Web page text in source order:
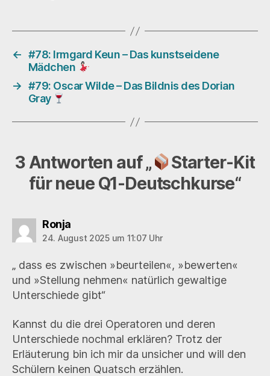
← #78: Irmgard Keun – Das kunstseidene
Mädchen
→ #79: Oscar Wilde – Das Bildnis des Dorian
Gray
3 Antworten auf „
Starter-Kit
für neue Q1-Deutschkurse“
Ronjasagt:
24. August 2025 um 11:07 Uhr
„ dass es zwischen »beurteilen«, »bewerten«
und »Stellung nehmen« natürlich gewaltige
Unterschiede gibt“
Kannst du die drei Operatoren und deren
Unterschiede nochmal erklären? Trotz der
Erläuterung bin ich mir da unsicher und will den
Schülern keinen Quatsch erzählen.